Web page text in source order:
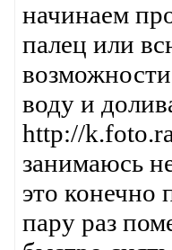
начинаем
палец или
воду и
http://
занимаюсь
это конечно
пару раз